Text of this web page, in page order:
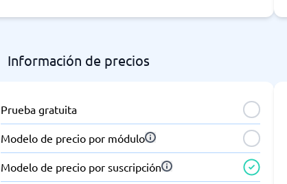
Información de precios
Prueba gratuita
Modelo de precio por módulo
Modelo de precio por suscripción